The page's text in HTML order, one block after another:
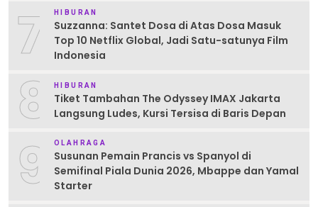
7 HIBURAN
Suzzanna: Santet Dosa di Atas Dosa Masuk
Top 10 Netflix Global, Jadi Satu-satunya Film
Indonesia
8 HIBURAN
Tiket Tambahan The Odyssey IMAX Jakarta
Langsung Ludes, Kursi Tersisa di Baris Depan
9 OLAHRAGA
Susunan Pemain Prancis vs Spanyol di
Semifinal Piala Dunia 2026, Mbappe dan Yamal
Starter